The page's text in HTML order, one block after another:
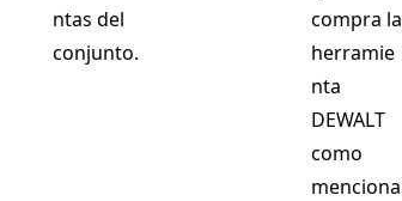
ntas del
conjunto.
compra la
herramie
nta
DEWALT
como
menciona